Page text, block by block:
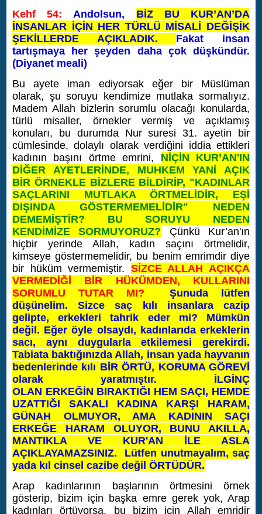
Kehf 54:Andolsun, BİZ BU KUR’AN’DA
İNSANLAR İÇİN HER TÜRLÜ MİSALİ DEĞİŞİK
ŞEKİLLERDE AÇIKLADIK. Fakat insan
tartışmaya her şeyden daha çok düşkündür.
(Diyanet meali)
Bu ayete iman ediyorsak eğer bir Müslüman
olarak, şu soruyu kendimize mutlaka sormalıyız.
Madem Allah bizlerin sorumlu olacağı konularda,
türlü misaller, örnekler vermiş ve açıklamış
konuları, bu durumda Nur suresi 31. ayetin bir
cümlesinde, dolaylı olarak verdiğini iddia ettikleri
kadının başını örtme emrini, NİÇİN KUR’AN'IN
DİĞER AYETLERİNDE, MUHKEM YANİ AÇIK
BİR ÖRNEKLE BİZLERE BİLDİRİP, "KADINLAR
SAÇLARINI MUTLAKA ÖRTMELİDİR, EŞİ
DIŞINDA GÖSTERMEMELİDİR" NEDEN
DEMEMİŞTİR? BU SORUYU NEDEN
KENDİMİZE SORMUYORUZ? Çünkü Kur’an'ın
hiçbir yerinde Allah, kadın saçını örtmelidir,
kimseye göstermemelidir, bu benim emrimdir diye
bir hüküm vermemiştir. SİZCE ALLAH AÇIKÇA
VERMEDİĞİ BİR HÜKÜMDEN, KULLARINI
SORUMLU TUTAR MI?Şunuda lütfen
düşünelim. Sizce saç kılı insanlara cazip
gelipte, erkekleri tahrik eder mi? Mümkün
değil. Eğer öyle olsaydı, kadınlarıda erkeklerin
sacı, aynı duygularla etkilemesi gerekirdi.
Tabiata baktığınızda Allah, insan yada hayvanın
bedenlerinde kılı BİR ÖRTÜ, KORUMA GÖREVİ
olarak yaratmıştır. İLGİNÇ
OLAN ERKEĞİN BIRAKTIĞI HEM SAÇI, HEMDE
UZATTIĞI SAKALI KADINA KARŞI HARAM,
GÜNAH OLMUYOR, AMA KADININ SAÇI
ERKEĞE HARAM OLUYOR, BUNU AKILLA,
MANTIKLA VE KUR'AN İLE ASLA
AÇIKLAYAMAZSINIZ. Lütfen unutmayalım, saç
yada kıl cinsel cazibe değil ÖRTÜDÜR.
Arap kadınlarının başlarının örtmesini örnek
gösterip, bizim için başka emre gerek yok, Arap
kadınları örtüyorsa, bu bizim için Allah emridir